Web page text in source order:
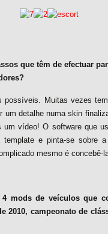
que têm de efectuar
possíveis. Muitas vezes
detalhe numa skin
um vídeo! O software que
e pinta-se sobre
mesmo é concebê-
mods de veículos que
2010, campeonato de